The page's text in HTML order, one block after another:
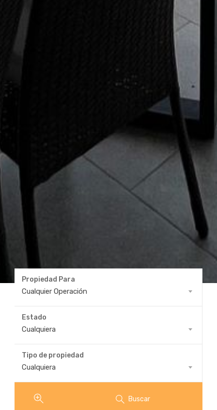
Propiedad Para
Cualquier Operación
Propiedad
Para
Estado
Cualquiera
Estado
Tipo de propiedad
Cualquiera
Tipo
propiedad
Buscar